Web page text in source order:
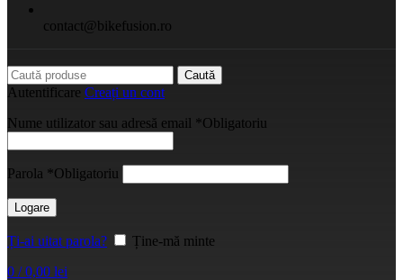
contact@bikefusion.ro
Caută
Autentificare Creați un cont
Nume utilizator sau adresă email *Obligatoriu
Parola *Obligatoriu
Logare
Ți-ai uitat parola?
Ține-mă minte
0 / 0,00 lei